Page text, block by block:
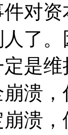
对
了
是
溃
溃